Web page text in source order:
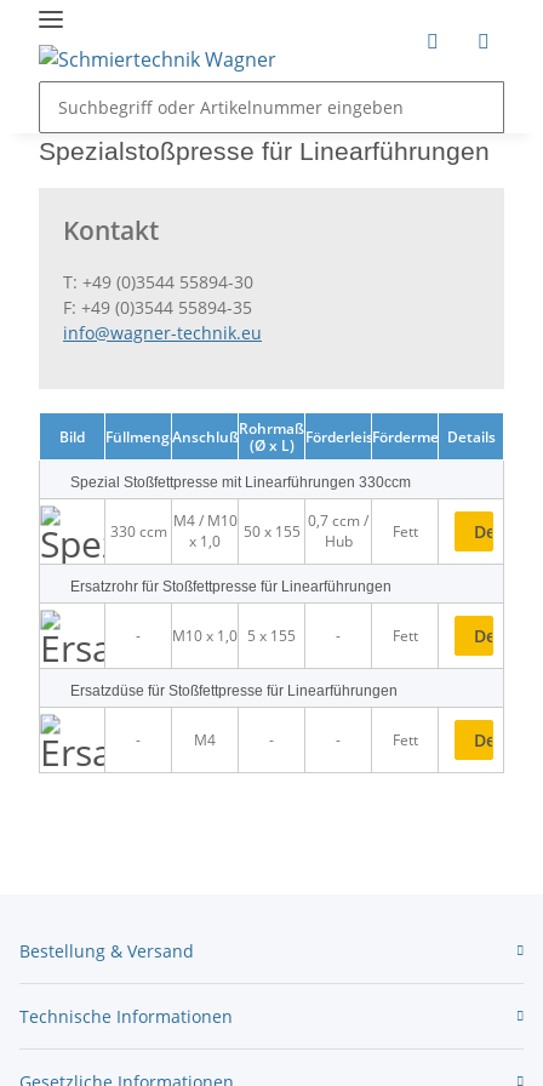
Spezialstoßpresse für Linearführungen
Kontakt
T: +49 (0)3544 55894-30
F: +49 (0)3544 55894-35
info@wagner-technik.eu
Bild FüllmengeAnschlußgewinde
Rohrmaß
(Ø x L)
FörderleistungFördermediumDetails
Spezial Stoßfettpresse mit Linearführungen 330ccm
330 ccm
M4 / M10
x 1,0
50 x 155
0,7 ccm /
Hub
Fett Details
Ersatzrohr für Stoßfettpresse für Linearführungen
- M10 x 1,0 5 x 155 - Fett Details
Ersatzdüse für Stoßfettpresse für Linearführungen
- M4 - - Fett Details
Bestellung & Versand
Technische Informationen